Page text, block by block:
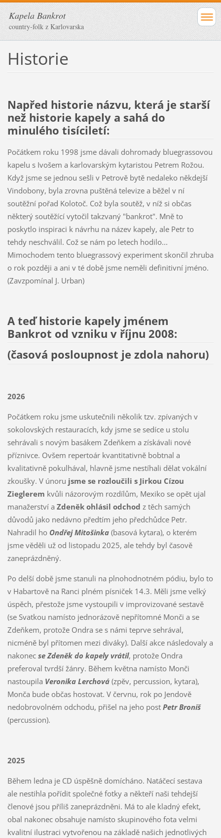
Kapela Bankrot
country-folk z Karlovarska
Historie
Napřed historie názvu, která je starší
než historie kapely a sahá do
minulého tisíciletí:
Počátkem roku 1998 jsme dávali dohromady bluegrassovou
kapelu s Ivošem a karlovarským kytaristou Petrem Rožou.
Když jsme se jednou sešli v Petrově bytě nedaleko někdejší
Vindobony, byla zrovna puštěná televize a běžel v ní
soutěžní pořad Kolotoč. Což byla soutěž, v níž si občas
některý soutěžící vytočil takzvaný "bankrot". Mně to
poskytlo inspiraci k návrhu na název kapely, ale Petr to
tehdy neschválil. Což se nám po letech hodilo...
Mimochodem tento bluegrassový experiment skončil zhruba
o rok později a ani v té době jsme neměli definitivní jméno.
(Zavzpomínal J. Urban)
A teď historie kapely jménem
Bankrot od vzniku v říjnu 2008:
(časová posloupnost je zdola nahoru)
2026
Počátkem roku jsme uskutečnili několik tzv. zpívaných v
sokolovských restauracích, kdy jsme se sedíce u stolu
sehrávali s novým basákem Zdeňkem a získávali nové
příznivce. Ovšem repertoár kvantitativně bobtnal a
kvalitativně pokulhával, hlavně jsme nestíhali dělat vokální
zkoušky. V únoru jsme se rozloučili s Jirkou Cízou
Zieglerem kvůli názorovým rozdílům, Mexiko se opět ujal
manažerství a Zdeněk ohlásil odchod z těch samých
důvodů jako nedávno předtím jeho předchůdce Petr.
Nahradil ho Ondřej Mitošinka(basová kytara), o kterém
jsme věděli už od listopadu 2025, ale tehdy byl časově
zaneprázdněný.
Po delší době jsme stanuli na plnohodnotném pódiu, bylo to
v Habartově na Ranci plném písniček 14.3. Měli jsme velký
úspěch, přestože jsme vystoupili v improvizované sestavě
(se Svatkou namísto jednorázově nepřítomné Monči a se
Zdeňkem, protože Ondra se s námi teprve sehrával,
nicméně byl přítomen mezi diváky). Další akce následovaly a
nakonec se Zdeněk do kapely vrátil, protože Ondra
preferoval tvrdší žánry. Během května namísto Monči
nastoupila Veronika Lerchová(zpěv, percussion, kytara),
Monča bude občas hostovat. V červnu, rok po Jendově
nedobrovolném odchodu, přišel na jeho post Petr Broniš
(percussion).
2025
Během ledna je CD úspěšně domícháno. Natáčecí sestava
ale nestihla pořídit společné fotky a někteří naši tehdejší
členové jsou příliš zaneprázdněni. Má to ale kladný efekt,
obal nakonec obsahuje namísto skupinového fota velmi
kvalitní ilustraci vytvořenou na základě našich jednotlivých